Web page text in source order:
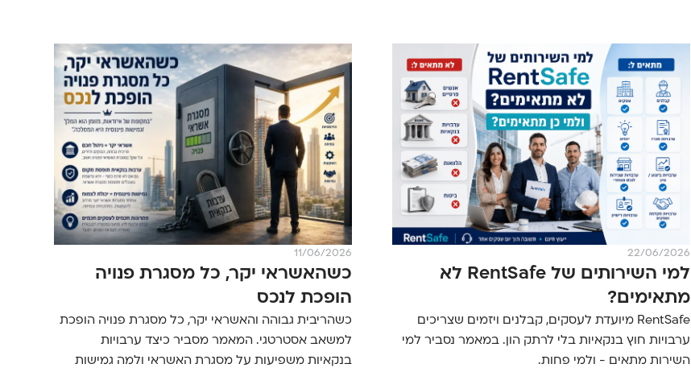
22/06/2026
למי השירותים של RentSafe לא
מתאימים?
RentSafe מיועדת לעסקים, קבלנים ויזמים שצריכים
ערבויות חוץ בנקאיות בלי לרתק הון. במאמר נסביר למי
השירות מתאים - ולמי פחות.
11/06/2026
כשהאשראי יקר, כל מסגרת פנויה
הופכת לנכס
כשהריבית גבוהה והאשראי יקר, כל מסגרת פנויה הופכת
למשאב אסטרטגי. המאמר מסביר כיצד ערבויות
בנקאיות משפיעות על מסגרת האשראי ולמה גמישות